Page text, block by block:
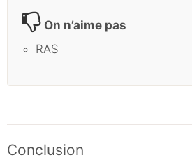
On n’aime pas
RAS
Conclusion